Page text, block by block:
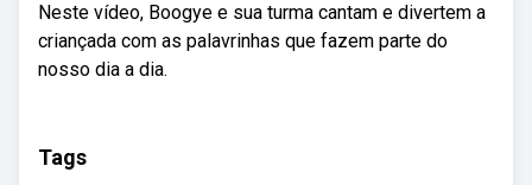
Neste vídeo, Boogye e sua turma cantam e divertem a
criançada com as palavrinhas que fazem parte do
nosso dia a dia.
Tags